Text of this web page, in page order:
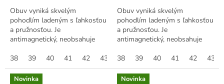
Obuv vyniká skvelým
pohodlím ladeným s ľahkosťou
a pružnosťou. Je
antimagnetický, neobsahuje
Podrážka je vyrobená z E.V.A
(etylén, vinyl a acetát) +
guma,...
38 39 40 41 42 43 44 45 46 47 37 36
Obuv vyniká skvelým
pohodlím ladeným s ľahkosťou
a pružnosťou. Je
antimagnetický, neobsahuje
Podrážka je vyrobená z E.V.A
(etylén, vinyl a acetát) +
guma,...
38 39 40 41 42 43
Novinka Novinka